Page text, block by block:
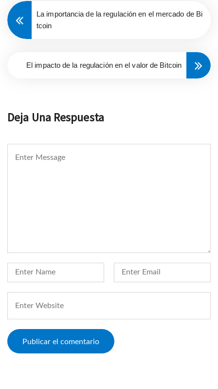
La importancia de la regulación en el mercado de Bi
tcoin
El impacto de la regulación en el valor de Bitcoin
Deja Una Respuesta